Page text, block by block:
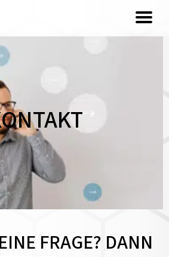
FRAGE? DANN